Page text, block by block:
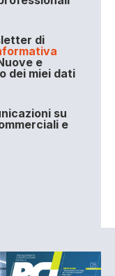
di
e
dei miei dati
su
e